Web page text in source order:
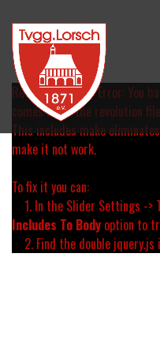
Revolution Slider Error: You
comes after the revolution
This includes make
make it not work.
To fix it you can:
1. In the Slider Settings ->
Includes To Body option to
2. Find the double jquery.js